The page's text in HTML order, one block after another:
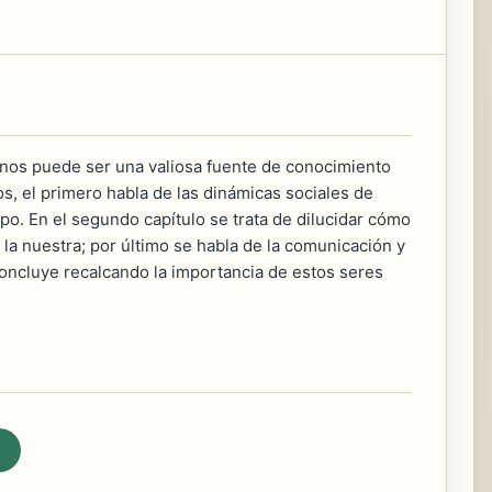
puede ser una valiosa fuente de conocimiento
el primero habla de las dinámicas sociales de
En el segundo capítulo se trata de dilucidar cómo
nuestra; por último se habla de la comunicación y
recalcando la importancia de estos seres